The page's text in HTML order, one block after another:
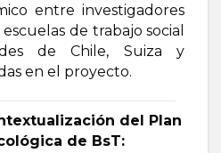
entre investigadores
de trabajo social
de Chile, Suiza y
en el proyecto.
del Plan
de BsT: